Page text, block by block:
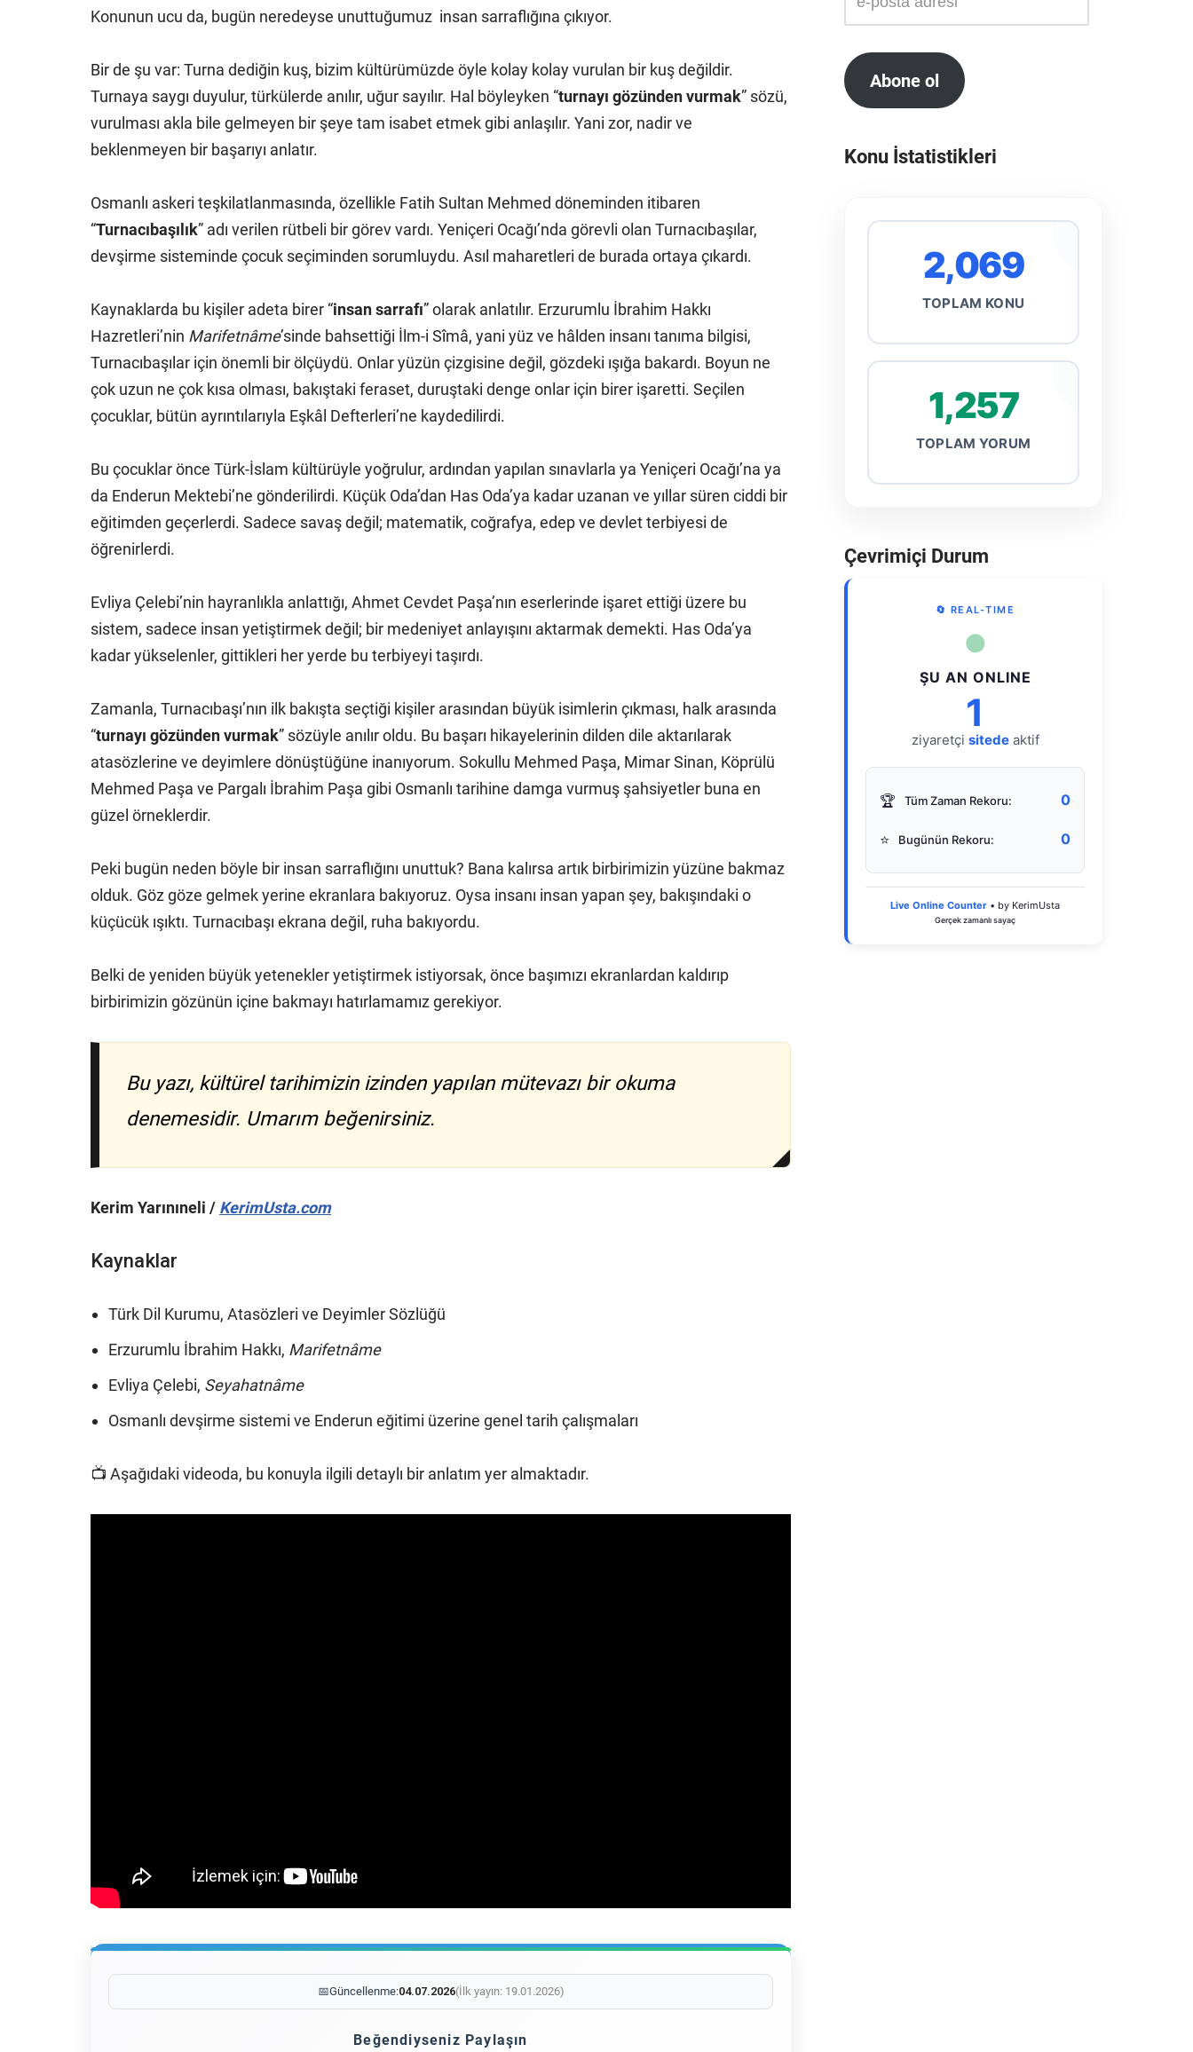
Konunun ucu da, bugün neredeyse unuttuğumuz insan sarraflığına çıkıyor.
Bir de şu var: Turna dediğin kuş, bizim kültürümüzde öyle kolay kolay vurulan bir kuş değildir.
Turnaya saygı duyulur, türkülerde anılır, uğur sayılır. Hal böyleyken “turnayı gözünden vurmak” sözü,
vurulması akla bile gelmeyen bir şeye tam isabet etmek gibi anlaşılır. Yani zor, nadir ve
beklenmeyen bir başarıyı anlatır.
Osmanlı askeri teşkilatlanmasında, özellikle Fatih Sultan Mehmed döneminden itibaren
“Turnacıbaşılık” adı verilen rütbeli bir görev vardı. Yeniçeri Ocağı’nda görevli olan Turnacıbaşılar,
devşirme sisteminde çocuk seçiminden sorumluydu. Asıl maharetleri de burada ortaya çıkardı.
Kaynaklarda bu kişiler adeta birer “insan sarrafı” olarak anlatılır. Erzurumlu İbrahim Hakkı
Hazretleri’nin Marifetnâme’sinde bahsettiği İlm-i Sîmâ, yani yüz ve hâlden insanı tanıma bilgisi,
Turnacıbaşılar için önemli bir ölçüydü. Onlar yüzün çizgisine değil, gözdeki ışığa bakardı. Boyun ne
çok uzun ne çok kısa olması, bakıştaki feraset, duruştaki denge onlar için birer işaretti. Seçilen
çocuklar, bütün ayrıntılarıyla Eşkâl Defterleri’ne kaydedilirdi.
Bu çocuklar önce Türk-İslam kültürüyle yoğrulur, ardından yapılan sınavlarla ya Yeniçeri Ocağı’na ya
da Enderun Mektebi’ne gönderilirdi. Küçük Oda’dan Has Oda’ya kadar uzanan ve yıllar süren ciddi bir
eğitimden geçerlerdi. Sadece savaş değil; matematik, coğrafya, edep ve devlet terbiyesi de
öğrenirlerdi.
Evliya Çelebi’nin hayranlıkla anlattığı, Ahmet Cevdet Paşa’nın eserlerinde işaret ettiği üzere bu
sistem, sadece insan yetiştirmek değil; bir medeniyet anlayışını aktarmak demekti. Has Oda’ya
kadar yükselenler, gittikleri her yerde bu terbiyeyi taşırdı.
Zamanla, Turnacıbaşı’nın ilk bakışta seçtiği kişiler arasından büyük isimlerin çıkması, halk arasında
“turnayı gözünden vurmak” sözüyle anılır oldu. Bu başarı hikayelerinin dilden dile aktarılarak
atasözlerine ve deyimlere dönüştüğüne inanıyorum. Sokullu Mehmed Paşa, Mimar Sinan, Köprülü
Mehmed Paşa ve Pargalı İbrahim Paşa gibi Osmanlı tarihine damga vurmuş şahsiyetler buna en
güzel örneklerdir.
Peki bugün neden böyle bir insan sarraflığını unuttuk? Bana kalırsa artık birbirimizin yüzüne bakmaz
olduk. Göz göze gelmek yerine ekranlara bakıyoruz. Oysa insanı insan yapan şey, bakışındaki o
küçücük ışıktı. Turnacıbaşı ekrana değil, ruha bakıyordu.
Belki de yeniden büyük yetenekler yetiştirmek istiyorsak, önce başımızı ekranlardan kaldırıp
birbirimizin gözünün içine bakmayı hatırlamamız gerekiyor.
Bu yazı, kültürel tarihimizin izinden yapılan mütevazı bir okuma
denemesidir. Umarım beğenirsiniz.
Kerim Yarınıneli / KerimUsta.com
Kaynaklar
Türk Dil Kurumu, Atasözleri ve Deyimler Sözlüğü
Erzurumlu İbrahim Hakkı, Marifetnâme
Evliya Çelebi, Seyahatnâme
Osmanlı devşirme sistemi ve Enderun eğitimi üzerine genel tarih çalışmaları
📺 Aşağıdaki videoda, bu konuyla ilgili detaylı bir anlatım yer almaktadır.
📅Güncellenme:04.07.2026(İlk yayın: 19.01.2026)
Beğendiyseniz Paylaşın
Abone ol
Konu İstatistikleri
2,069
TOPLAM KONU
1,257
TOPLAM YORUM
Çevrimiçi Durum
🔄 REAL-TIME
●
ŞU AN ONLINE
1
ziyaretçi sitedeaktif
🏆 Tüm Zaman Rekoru: 0
⭐ Bugünün Rekoru: 0
Live Online Counter • by KerimUsta
Gerçek zamanlı sayaç